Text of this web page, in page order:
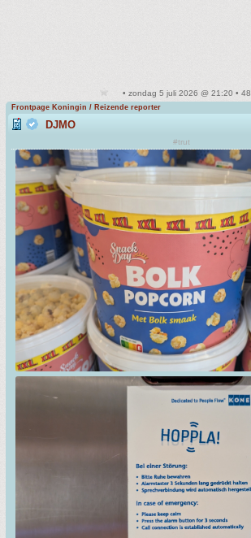
• zondag 5 juli 2026 @ 21:20 • 48
Frontpage Koningin / Reizende reporter
DJMO
#trut